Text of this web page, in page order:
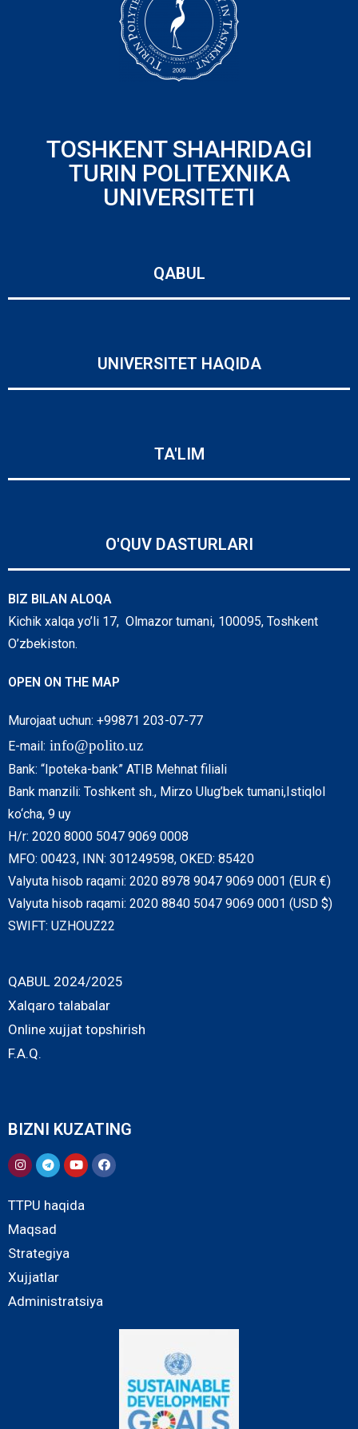
TOSHKENT SHAHRIDAGI
TURIN POLITEXNIKA
UNIVERSITETI
QABUL
UNIVERSITET HAQIDA
TA'LIM
O'QUV DASTURLARI
BIZ BILAN ALOQA
Kichik xalqa yo’li 17, Olmazor tumani, 100095, Toshkent
O’zbekiston.
OPEN ON THE MAP
Murojaat uchun: +99871 203-07-77
E-mail: info@polito.uz
Bank: “Ipoteka-bank” ATIB Mehnat filiali
Bank manzili: Toshkent sh., Mirzo Ulug’bek tumani,Istiqlol
ko‘cha, 9 uy
H/r: 2020 8000 5047 9069 0008
MFO: 00423, INN: 301249598, OKED: 85420
Valyuta hisob raqami: 2020 8978 9047 9069 0001 (EUR €)
Valyuta hisob raqami: 2020 8840 5047 9069 0001 (USD $)
SWIFT: UZHOUZ22
QABUL 2024/2025
Xalqaro talabalar
Online xujjat topshirish
F.A.Q.
BIZNI KUZATING
TTPU haqida
Maqsad
Strategiya
Xujjatlar
Administratsiya